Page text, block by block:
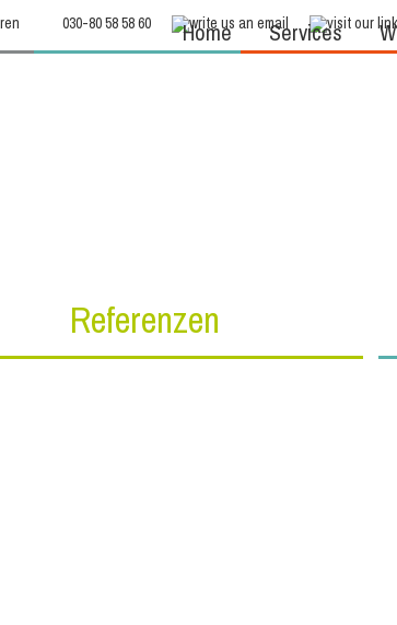
030-80 58 58 60 Home Services
Referenzen